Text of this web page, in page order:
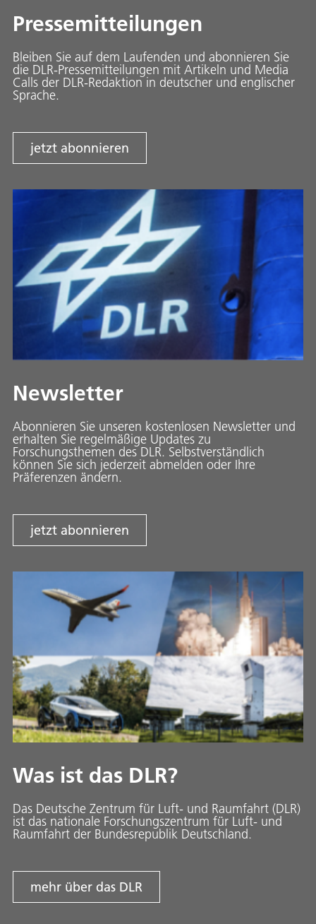
Pressemitteilungen
Bleiben Sie auf dem Laufenden und abonnieren Sie
die DLR-Pressemitteilungen mit Artikeln und Media
Calls der DLR-Redaktion in deutscher und englischer
Sprache.
jetzt abonnieren
Newsletter
Abonnieren Sie unseren kostenlosen Newsletter und
erhalten Sie regelmäßige Updates zu
Forschungsthemen des DLR. Selbstverständlich
können Sie sich jederzeit abmelden oder Ihre
Präferenzen ändern.
jetzt abonnieren
Was ist das DLR?
Das Deutsche Zentrum für Luft- und Raumfahrt (DLR)
ist das nationale Forschungszentrum für Luft- und
Raumfahrt der Bundesrepublik Deutschland.
mehr über das DLR